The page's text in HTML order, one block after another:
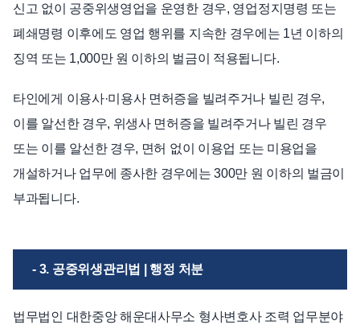
신고 없이 공중위생영업을 운영한 경우, 영업정지명령 또는
폐쇄명령 이후에도 영업 행위를 지속한 경우에는 1년 이하의
징역 또는 1,000만 원 이하의 벌금이 적용됩니다.
타인에게 이용사·미용사 면허증을 빌려주거나 빌린 경우,
이를 알선한 경우, 위생사 면허증을 빌려주거나 빌린 경우
또는 이를 알선한 경우, 면허 없이 이용업 또는 미용업을
개설하거나 업무에 종사한 경우에는 300만 원 이하의 벌금이
부과됩니다.
- 3. 공중위생관리법 | 행정 처분
법무법인 대한중앙 해운대사무소 형사변호사 조력 업무분야